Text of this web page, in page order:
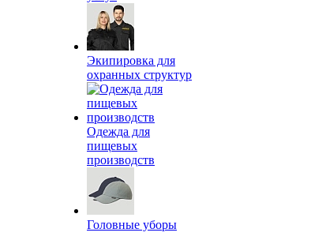
Экипировка для
охранных структур
Одежда для
пищевых
производств
Головные уборы